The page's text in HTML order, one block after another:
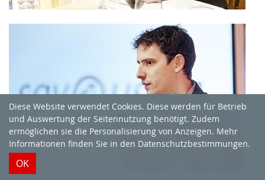
Diese Website verwendet Cookies. Diese werden für Betrieb
und Auswertung der Seitennutzung benötigt. Zudem
ermöglichen sie die Personalisierung von Anzeigen. Mehr
Informationen finden Sie in den Datenschutzbestimmungen.
OK